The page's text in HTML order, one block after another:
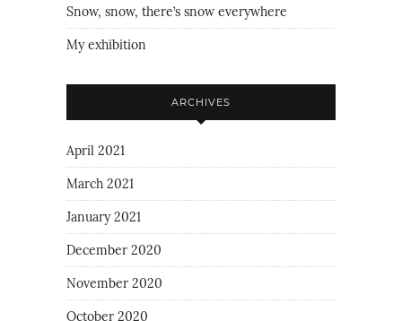
Snow, snow, there’s snow everywhere
My exhibition
ARCHIVES
April 2021
March 2021
January 2021
December 2020
November 2020
October 2020